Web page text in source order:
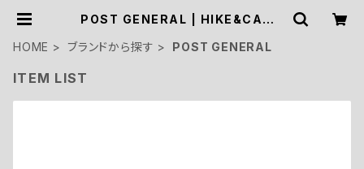
POST GENERAL | HIKE&CAMP
HOME
ブランドから探す POST GENERAL
ITEM LIST